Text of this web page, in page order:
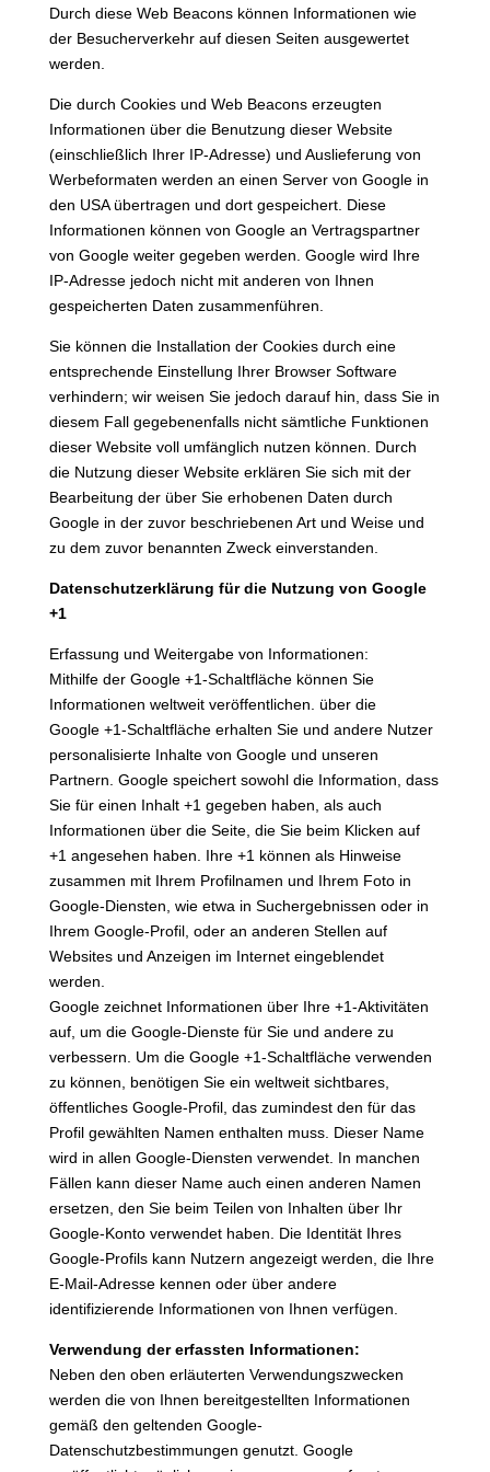
Durch diese Web Beacons können Informationen wie
der Besucherverkehr auf diesen Seiten ausgewertet
werden.
Die durch Cookies und Web Beacons erzeugten
Informationen über die Benutzung dieser Website
(einschließlich Ihrer IP-Adresse) und Auslieferung von
Werbeformaten werden an einen Server von Google in
den USA übertragen und dort gespeichert. Diese
Informationen können von Google an Vertragspartner
von Google weiter gegeben werden. Google wird Ihre
IP-Adresse jedoch nicht mit anderen von Ihnen
gespeicherten Daten zusammenführen.
Sie können die Installation der Cookies durch eine
entsprechende Einstellung Ihrer Browser Software
verhindern; wir weisen Sie jedoch darauf hin, dass Sie in
diesem Fall gegebenenfalls nicht sämtliche Funktionen
dieser Website voll umfänglich nutzen können. Durch
die Nutzung dieser Website erklären Sie sich mit der
Bearbeitung der über Sie erhobenen Daten durch
Google in der zuvor beschriebenen Art und Weise und
zu dem zuvor benannten Zweck einverstanden.
Datenschutzerklärung für die Nutzung von Google
+1
Erfassung und Weitergabe von Informationen:
Mithilfe der Google +1-Schaltfläche können Sie
Informationen weltweit veröffentlichen. über die
Google +1-Schaltfläche erhalten Sie und andere Nutzer
personalisierte Inhalte von Google und unseren
Partnern. Google speichert sowohl die Information, dass
Sie für einen Inhalt +1 gegeben haben, als auch
Informationen über die Seite, die Sie beim Klicken auf
+1 angesehen haben. Ihre +1 können als Hinweise
zusammen mit Ihrem Profilnamen und Ihrem Foto in
Google-Diensten, wie etwa in Suchergebnissen oder in
Ihrem Google-Profil, oder an anderen Stellen auf
Websites und Anzeigen im Internet eingeblendet
werden.
Google zeichnet Informationen über Ihre +1-Aktivitäten
auf, um die Google-Dienste für Sie und andere zu
verbessern. Um die Google +1-Schaltfläche verwenden
zu können, benötigen Sie ein weltweit sichtbares,
öffentliches Google-Profil, das zumindest den für das
Profil gewählten Namen enthalten muss. Dieser Name
wird in allen Google-Diensten verwendet. In manchen
Fällen kann dieser Name auch einen anderen Namen
ersetzen, den Sie beim Teilen von Inhalten über Ihr
Google-Konto verwendet haben. Die Identität Ihres
Google-Profils kann Nutzern angezeigt werden, die Ihre
E-Mail-Adresse kennen oder über andere
identifizierende Informationen von Ihnen verfügen.
Verwendung der erfassten Informationen:
Neben den oben erläuterten Verwendungszwecken
werden die von Ihnen bereitgestellten Informationen
gemäß den geltenden Google-
Datenschutzbestimmungen genutzt. Google